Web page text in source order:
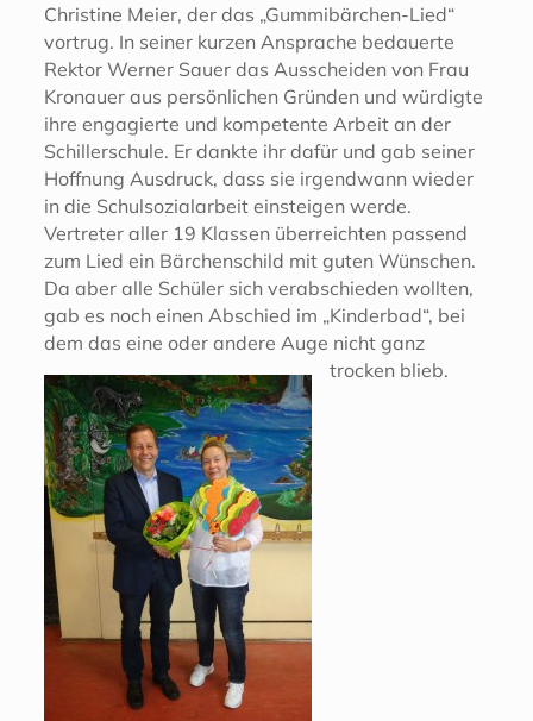
Christine Meier, der das „Gummibärchen-Lied“
vortrug. In seiner kurzen Ansprache bedauerte
Rektor Werner Sauer das Ausscheiden von Frau
Kronauer aus persönlichen Gründen und würdigte
ihre engagierte und kompetente Arbeit an der
Schillerschule. Er dankte ihr dafür und gab seiner
Hoffnung Ausdruck, dass sie irgendwann wieder
in die Schulsozialarbeit einsteigen werde.
Vertreter aller 19 Klassen überreichten passend
zum Lied ein Bärchenschild mit guten Wünschen.
Da aber alle Schüler sich verabschieden wollten,
gab es noch einen Abschied im „Kinderbad“, bei
dem das eine oder andere Auge nicht ganz
trocken blieb.